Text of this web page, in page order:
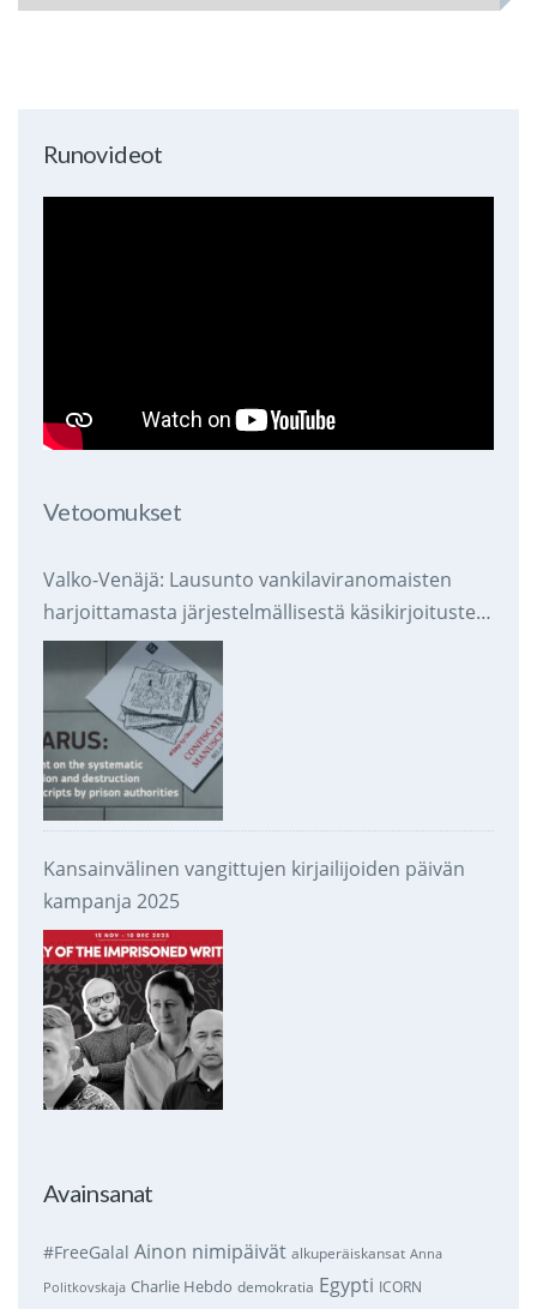
Runovideot
Vetoomukset
Valko-Venäjä: Lausunto vankilaviranomaisten
harjoittamasta järjestelmällisestä käsikirjoitusten
takavarikoinnista ja tuhoamisesta
Kansainvälinen vangittujen kirjailijoiden päivän
kampanja 2025
Avainsanat
#FreeGalal Ainon nimipäivät alkuperäiskansat Anna
Politkovskaja Charlie Hebdo demokratia Egypti ICORN